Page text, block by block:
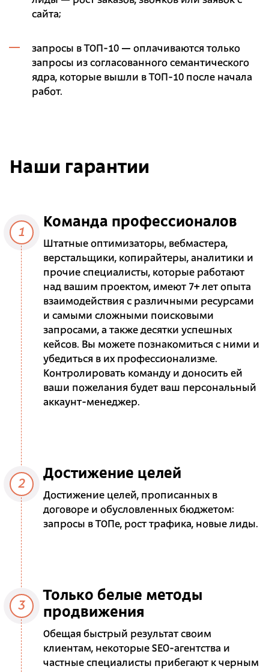
сайта;
запросы в ТОП-10 — оплачиваются только
запросы из согласованного семантического
ядра, которые вышли в ТОП-10 после начала
работ.
Наши гарантии
1
Команда профессионалов
Штатные оптимизаторы, вебмастера,
верстальщики, копирайтеры, аналитики и
прочие специалисты, которые работают
над вашим проектом, имеют 7+ лет опыта
взаимодействия с различными ресурсами
и самыми сложными поисковыми
запросами, а также десятки успешных
кейсов. Вы можете познакомиться с ними и
убедиться в их профессионализме.
Контролировать команду и доносить ей
ваши пожелания будет ваш персональный
аккаунт-менеджер.
2
Достижение целей
Достижение целей, прописанных в
договоре и обусловленных бюджетом:
запросы в ТОПе, рост трафика, новые лиды.
3
Только белые методы
продвижения
Обещая быстрый результат своим
клиентам, некоторые SEO-агентства и
частные специалисты прибегают к черным